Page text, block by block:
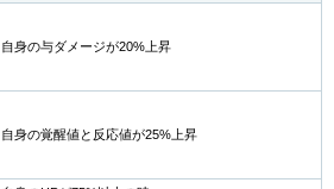
自身の与ダメージが20%上昇
自身の覚醒値と反応値が25%上昇